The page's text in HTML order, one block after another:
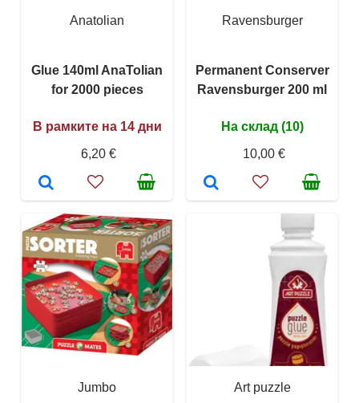
Anatolian
Glue 140ml AnaTolian
for 2000 pieces
В рамките на 14 дни
6,20 €
Ravensburger
Permanent Conserver
Ravensburger 200 ml
На склад (10)
10,00 €
Jumbo Art puzzle